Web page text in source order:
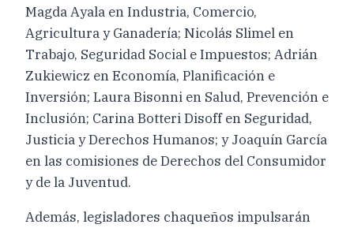
Magda Ayala en Industria, Comercio,
Agricultura y Ganadería; Nicolás Slimel en
Trabajo, Seguridad Social e Impuestos; Adrián
Zukiewicz en Economía, Planificación e
Inversión; Laura Bisonni en Salud, Prevención e
Inclusión; Carina Botteri Disoff en Seguridad,
Justicia y Derechos Humanos; y Joaquín García
en las comisiones de Derechos del Consumidor
y de la Juventud.
Además, legisladores chaqueños impulsarán